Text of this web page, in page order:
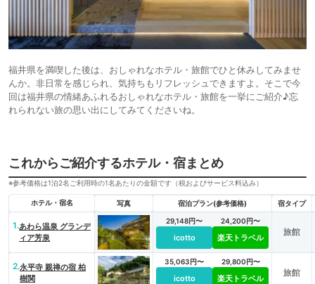
福井県を満喫した後は、おしゃれなホテル・旅館でひと休みしてみませ
んか。非日常を感じられ、気持ちもリフレッシュできますよ。そこで今
回は福井県の情緒あふれるおしゃれなホテル・旅館を一挙にご紹介♪忘
れられない旅の思い出にしてみてくださいね。
これからご紹介するホテル・宿まとめ
※参考価格は1泊2名ご利用時の1名あたりの金額です（税およびサービス料込み）
ホテル・宿名 写真 宿泊プラン(参考価格) 宿タイプ
1.あわら温泉 グランデ
ィア芳泉
29,148円〜
icotto
24,200円〜
楽天トラベル
旅館
2.永平寺 親禅の宿 柏
樹関
35,063円〜
icotto
29,800円〜
楽天トラベル
旅館